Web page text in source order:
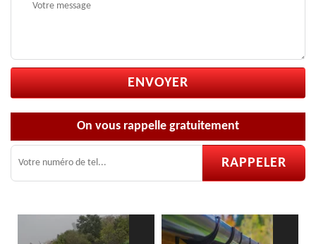
On vous rappelle gratuitement